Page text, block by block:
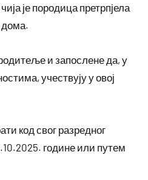
је породица претрпјела
дома.
и запослене да, у
учествују у овој
код свог разредног
године или путем